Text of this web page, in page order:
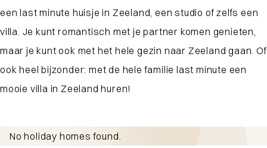
een last minute huisje in Zeeland, een studio of zelfs een
villa. Je kunt romantisch met je partner komen genieten,
maar je kunt ook met het hele gezin naar Zeeland gaan. Of
ook heel bijzonder: met de hele familie last minute een
mooie villa in Zeeland huren!
No holiday homes found.